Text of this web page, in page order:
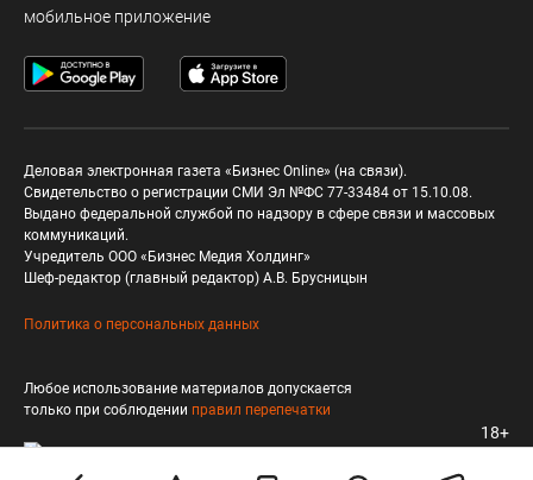
мобильное приложение
Деловая электронная газета «Бизнес Online» (на связи).
Свидетельство о регистрации СМИ Эл №ФС 77-33484 от 15.10.08.
Выдано федеральной службой по надзору в сфере связи и массовых
коммуникаций.
Учредитель ООО «Бизнес Медия Холдинг»
Шеф-редактор (главный редактор) А.В. Брусницын
Политика о персональных данных
Любое использование материалов допускается
только при соблюдении правил перепечатки
18+